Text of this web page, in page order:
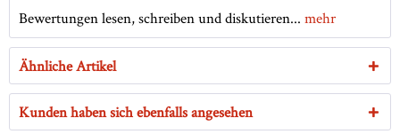
Bewertungen lesen, schreiben und diskutieren... mehr
Ähnliche Artikel
Kunden haben sich ebenfalls angesehen